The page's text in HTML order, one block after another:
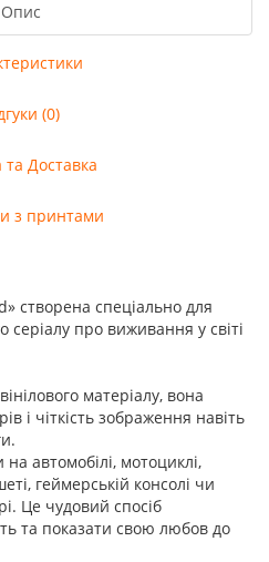
Опис
(0)
Доставка
з принтами
створена спеціально для
про виживання у світі
матеріалу, вона
і чіткість зображення навіть
автомобілі, мотоциклі,
геймерській консолі чи
Це чудовий спосіб
та показати свою любов до